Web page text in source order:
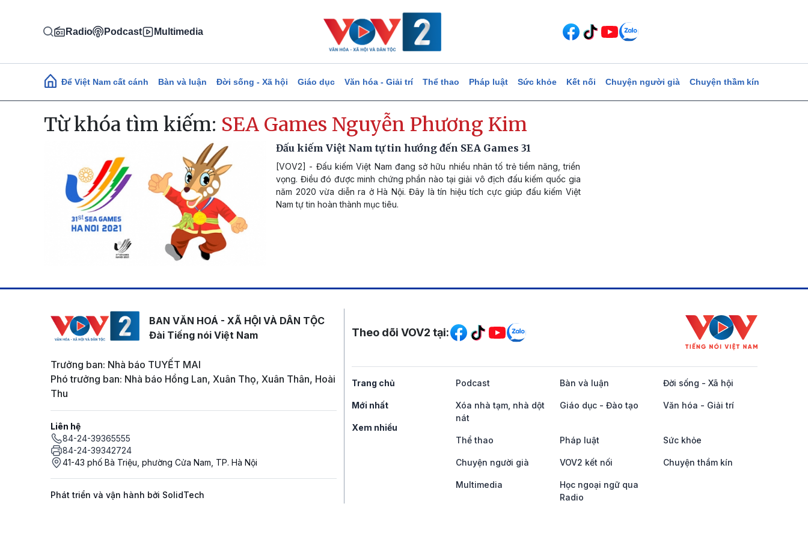
Radio Podcast Multimedia
Main navigation
Để Việt Nam cất cánh Bàn và luận Đời sống - Xã hội Giáo dục Văn hóa - Giải trí Thể thao Pháp luật Sức khỏe Kết nối Chuyện người già Chuyện thầm kín
Từ khóa tìm kiếm: SEA Games Nguyễn Phương Kim
Đấu kiếm Việt Nam tự tin hướng đến SEA Games 31
[VOV2] - Đấu kiếm Việt Nam đang sở hữu nhiều nhân tố trẻ tiềm năng, triển
vọng. Điều đó được minh chứng phần nào tại giải vô địch đấu kiếm quốc gia
năm 2020 vừa diễn ra ở Hà Nội. Đây là tín hiệu tích cực giúp đấu kiếm Việt
Nam tự tin hoàn thành mục tiêu.
BAN VĂN HOÁ - XÃ HỘI VÀ DÂN TỘC
Đài Tiếng nói Việt Nam
Trưởng ban: Nhà báo TUYẾT MAI
Phó trưởng ban: Nhà báo Hồng Lan, Xuân Thọ, Xuân Thân, Hoài
Thu
Liên hệ
84-24-39365555
84-24-39342724
41-43 phố Bà Triệu, phường Cửa Nam, TP. Hà Nội
Phát triển và vận hành bởi SolidTech
Mạng xã hội
Theo dõi VOV2 tại:
Trang chủ
Mới nhất
Xem nhiều
Podcast Bàn và luận Đời sống - Xã hội
Xóa nhà tạm, nhà dột
nát
Giáo dục - Đào tạo Văn hóa - Giải trí
Thể thao Pháp luật Sức khỏe
Chuyện người già VOV2 kết nối Chuyện thầm kín
Multimedia
Học ngoại ngữ qua
Radio